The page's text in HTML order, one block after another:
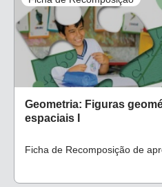
Geometria: Figuras
espaciais I
Ficha de Recomposição de